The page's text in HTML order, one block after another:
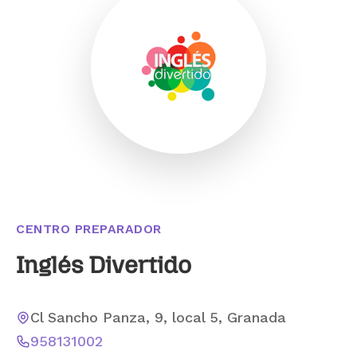
CENTRO PREPARADOR
Inglés Divertido
Cl Sancho Panza, 9, local 5, Granada
958131002